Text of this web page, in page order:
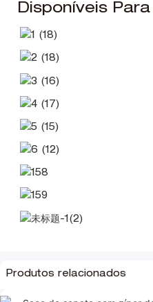
Disponíveis
Produtos relacionados